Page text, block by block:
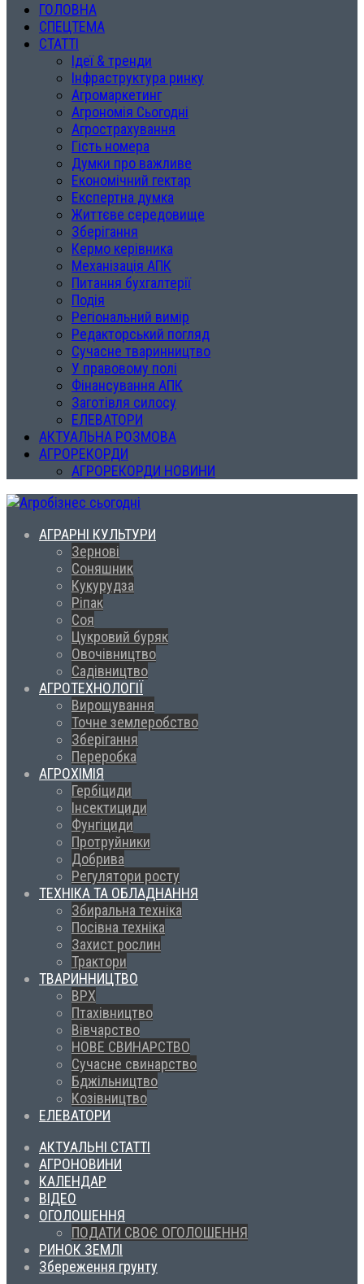
ГОЛОВНА
СПЕЦТЕМА
СТАТТІ
Ідеї & тренди
Інфраструктура ринку
Агромаркетинг
Агрономія Сьогодні
Агрострахування
Гість номера
Думки про важливе
Економічний гектар
Експертна думка
Життєве середовище
Зберігання
Кермо керівника
Механізація АПК
Питання бухгалтерії
Подія
Регіональний вимір
Редакторський погляд
Сучасне тваринництво
У правовому полі
Фінансування АПК
Заготівля силосу
ЕЛЕВАТОРИ
АКТУАЛЬНА РОЗМОВА
АГРОРЕКОРДИ
АГРОРЕКОРДИ НОВИНИ
АГРАРНІ КУЛЬТУРИ
Зернові
Соняшник
Кукурудза
Ріпак
Соя
Цукровий буряк
Овочівництво
Садівництво
АГРОТЕХНОЛОГІЇ
Вирощування
Точне землеробство
Зберігання
Переробка
АГРОХІМІЯ
Гербіциди
Інсектициди
Фунгіциди
Протруйники
Добрива
Регулятори росту
ТЕХНІКА ТА ОБЛАДНАННЯ
Збиральна техніка
Посівна техніка
Захист рослин
Трактори
ТВАРИННИЦТВО
ВРХ
Птахівництво
Вівчарство
НОВЕ СВИНАРСТВО
Сучасне свинарство
Бджільництво
Козівництво
ЕЛЕВАТОРИ
АКТУАЛЬНІ СТАТТІ
АГРОНОВИНИ
КАЛЕНДАР
ВІДЕО
ОГОЛОШЕННЯ
ПОДАТИ СВОЄ ОГОЛОШЕННЯ
РИНОК ЗЕМЛІ
Збереження грунту